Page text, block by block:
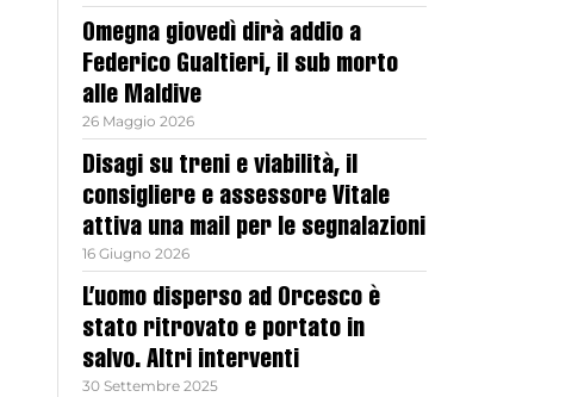
Omegna giovedì dirà addio a
Federico Gualtieri, il sub morto
alle Maldive
26 Maggio 2026
Disagi su treni e viabilità, il
consigliere e assessore Vitale
attiva una mail per le segnalazioni
16 Giugno 2026
L’uomo disperso ad Orcesco è
stato ritrovato e portato in
salvo. Altri interventi
30 Settembre 2025